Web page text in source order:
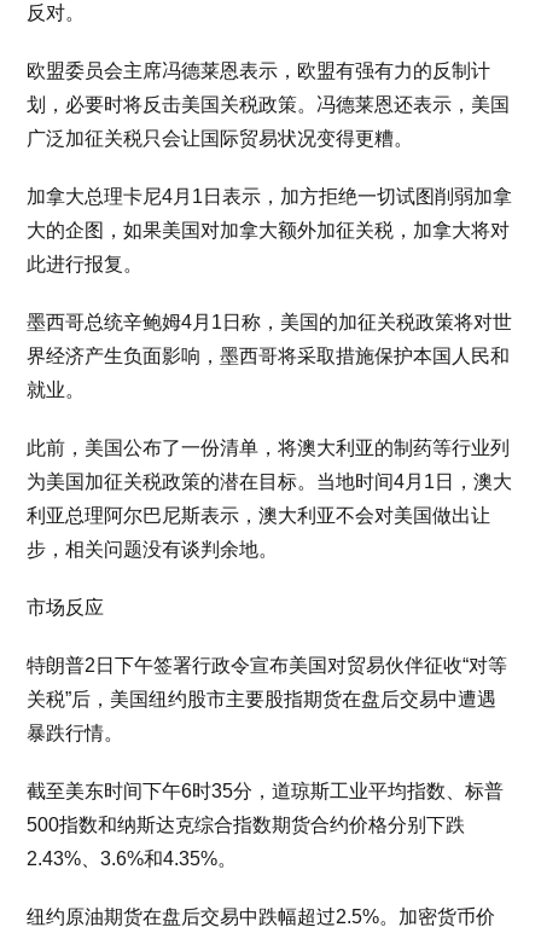
反对。
欧盟委员会主席冯德莱恩表示，欧盟有强有力的反制计
划，必要时将反击美国关税政策。冯德莱恩还表示，美国
广泛加征关税只会让国际贸易状况变得更糟。
加拿大总理卡尼4月1日表示，加方拒绝一切试图削弱加拿
大的企图，如果美国对加拿大额外加征关税，加拿大将对
此进行报复。
墨西哥总统辛鲍姆4月1日称，美国的加征关税政策将对世
界经济产生负面影响，墨西哥将采取措施保护本国人民和
就业。
此前，美国公布了一份清单，将澳大利亚的制药等行业列
为美国加征关税政策的潜在目标。当地时间4月1日，澳大
利亚总理阿尔巴尼斯表示，澳大利亚不会对美国做出让
步，相关问题没有谈判余地。
市场反应
特朗普2日下午签署行政令宣布美国对贸易伙伴征收“对等
关税”后，美国纽约股市主要股指期货在盘后交易中遭遇
暴跌行情。
截至美东时间下午6时35分，道琼斯工业平均指数、标普
500指数和纳斯达克综合指数期货合约价格分别下跌
2.43%、3.6%和4.35%。
纽约原油期货在盘后交易中跌幅超过2.5%。加密货币价